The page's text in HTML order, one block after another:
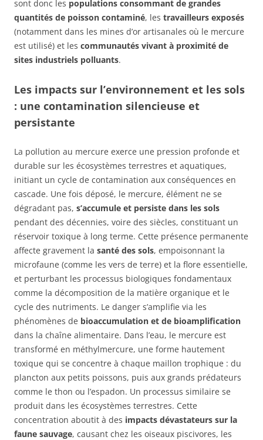
sont donc les populations consommant de grandes
quantités de poisson contaminé, les travailleurs exposés
(notamment dans les mines d’or artisanales où le mercure
est utilisé) et les communautés vivant à proximité de
sites industriels polluants.
Les impacts sur l’environnement et les sols
: une contamination silencieuse et
persistante
La pollution au mercure exerce une pression profonde et
durable sur les écosystèmes terrestres et aquatiques,
initiant un cycle de contamination aux conséquences en
cascade. Une fois déposé, le mercure, élément ne se
dégradant pas, s’accumule et persiste dans les sols
pendant des décennies, voire des siècles, constituant un
réservoir toxique à long terme. Cette présence permanente
affecte gravement la santé des sols, empoisonnant la
microfaune (comme les vers de terre) et la flore essentielle,
et perturbant les processus biologiques fondamentaux
comme la décomposition de la matière organique et le
cycle des nutriments. Le danger s’amplifie via les
phénomènes de bioaccumulation et de bioamplification
dans la chaîne alimentaire. Dans l’eau, le mercure est
transformé en méthylmercure, une forme hautement
toxique qui se concentre à chaque maillon trophique : du
plancton aux petits poissons, puis aux grands prédateurs
comme le thon ou l’espadon. Un processus similaire se
produit dans les écosystèmes terrestres. Cette
concentration aboutit à des impacts dévastateurs sur la
faune sauvage, causant chez les oiseaux piscivores, les